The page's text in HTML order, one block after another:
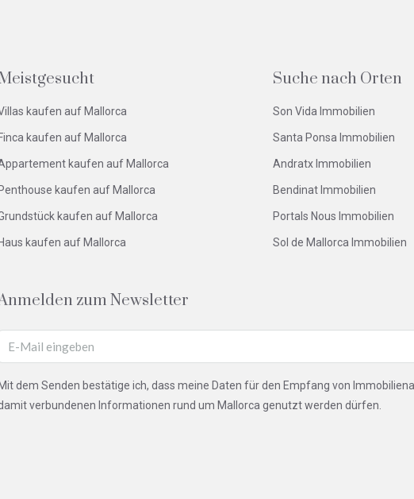
kaufen auf Mallorca
Finca kaufen auf Mallorca
kaufen auf Mallorca
Penthouse kaufen auf Mallorca
kaufen auf Mallorca
Haus kaufen auf Mallorca
Suche nach Orten
Son Vida Immobilien
Santa Ponsa Immobilien
Andratx Immobilien
Bendinat Immobilien
Portals Nous Immobilien
Sol de Mallorca Immobilien
zum Newsletter
Mit dem Senden bestätige ich, dass meine Daten für den Empfang von
verbundenen Informationen rund um Mallorca genutzt werden dürfen.